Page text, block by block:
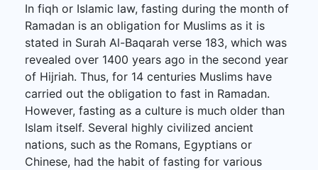
In fiqh or Islamic law, fasting during the month of
Ramadan is an obligation for Muslims as it is
stated in Surah Al-Baqarah verse 183, which was
revealed over 1400 years ago in the second year
of Hijriah. Thus, for 14 centuries Muslims have
carried out the obligation to fast in Ramadan.
However, fasting as a culture is much older than
Islam itself. Several highly civilized ancient
nations, such as the Romans, Egyptians or
Chinese, had the habit of fasting for various